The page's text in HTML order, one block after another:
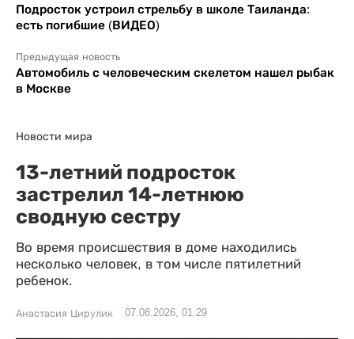
Подросток устроил стрельбу в школе Таиланда:
есть погибшие (ВИДЕО)
Предыдущая новость
Автомобиль с человеческим скелетом нашел рыбак
в Москве
Новости мира
13-летний подросток
застрелил 14-летнюю
сводную сестру
Во время происшествия в доме находились
несколько человек, в том числе пятилетний
ребенок.
Анастасия Цирулик 07.08.2026, 01:29